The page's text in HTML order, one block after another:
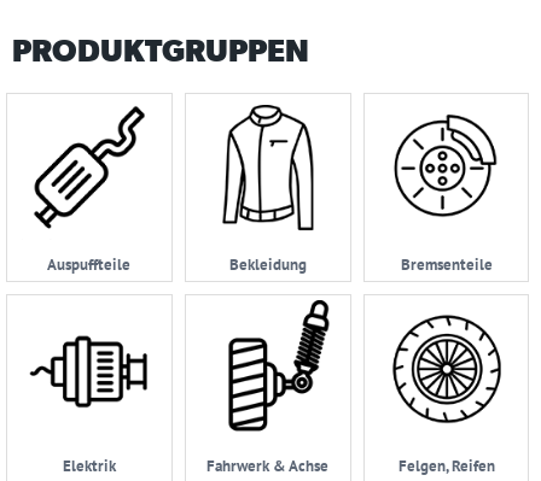
Mein
Anmelden
Ersatzteilsuche
KFZ
Zubehör
Anfrage
Garage
PRODUKTGRUPPEN
Auspuffteile Bekleidung Bremsenteile
Elektrik Fahrwerk & Achse Felgen, Reifen